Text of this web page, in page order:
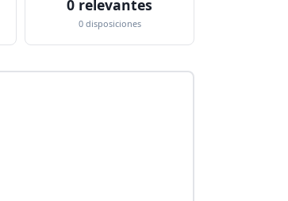
0 relevantes
0 disposiciones